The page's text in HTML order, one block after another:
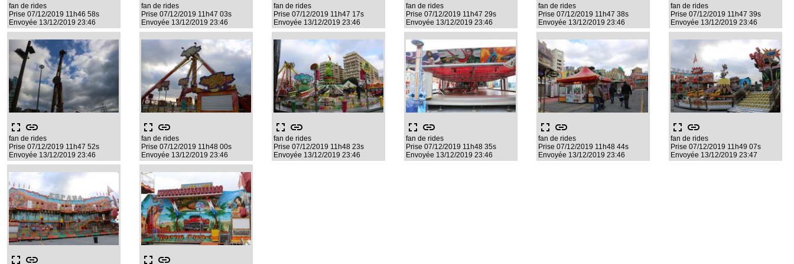
fan de rides
Prise 07/12/2019 11h46 58s
Envoyée 13/12/2019 23:46
fan de rides
Prise 07/12/2019 11h47 03s
Envoyée 13/12/2019 23:46
fan de rides
Prise 07/12/2019 11h47 17s
Envoyée 13/12/2019 23:46
fan de rides
Prise 07/12/2019 11h47 29s
Envoyée 13/12/2019 23:46
fan de rides
Prise 07/12/2019 11h47 38s
Envoyée 13/12/2019 23:46
fan de rides
Prise 07/12/2019 11h47 39s
Envoyée 13/12/2019 23:46
fullscreen link
fan de rides
Prise 07/12/2019 11h47 52s
Envoyée 13/12/2019 23:46
fullscreen link
fan de rides
Prise 07/12/2019 11h48 00s
Envoyée 13/12/2019 23:46
fullscreen link
fan de rides
Prise 07/12/2019 11h48 23s
Envoyée 13/12/2019 23:46
fullscreen link
fan de rides
Prise 07/12/2019 11h48 35s
Envoyée 13/12/2019 23:46
fullscreen link
fan de rides
Prise 07/12/2019 11h48 44s
Envoyée 13/12/2019 23:46
fullscreen link
fan de rides
Prise 07/12/2019 11h49 07s
Envoyée 13/12/2019 23:47
fullscreen link fullscreen link